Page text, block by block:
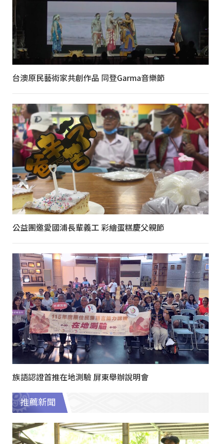
台澳原民藝術家共創作品 同登Garma音樂節
公益團邀愛國浦長輩義工 彩繪蛋糕慶父親節
族語認證首推在地測驗 屏東舉辦說明會
推薦新聞